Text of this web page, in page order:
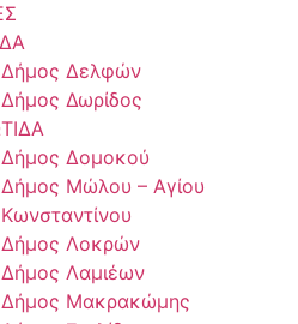
Δήμος Δελφών
Δήμος Δωρίδος
Δήμος Δομοκού
Δήμος Μώλου – Αγίου
Κωνσταντίνου
Δήμος Λοκρών
Δήμος Λαμιέων
Δήμος Μακρακώμης